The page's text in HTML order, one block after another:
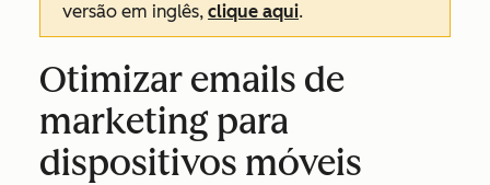
versão em inglês, clique aqui.
Otimizar emails de
marketing para
dispositivos móveis